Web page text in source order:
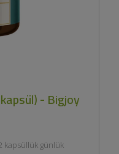
- Bigjoy
kapsüllük günlük